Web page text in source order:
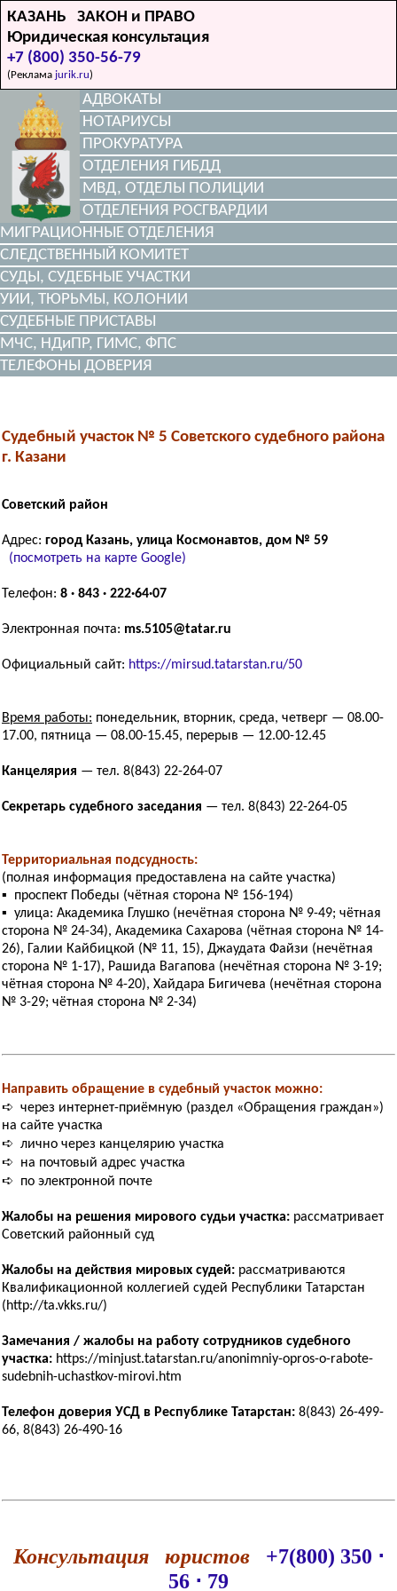
КАЗАНЬ ЗАКОН и ПРАВО
Юридическая консультация
+7 (800) 350-56-79
(Реклама jurik.ru)
АДВОКАТЫ
НОТАРИУСЫ
ПРОКУРАТУРА
ОТДЕЛЕНИЯ ГИБДД
МВД, ОТДЕЛЫ ПОЛИЦИИ
ОТДЕЛЕНИЯ РОСГВАРДИИ
МИГРАЦИОННЫЕ ОТДЕЛЕНИЯ
СЛЕДСТВЕННЫЙ КОМИТЕТ
СУДЫ, СУДЕБНЫЕ УЧАСТКИ
УИИ, ТЮРЬМЫ, КОЛОНИИ
СУДЕБНЫЕ ПРИСТАВЫ
МЧС, НДиПР, ГИМС, ФПС
ТЕЛЕФОНЫ ДОВЕРИЯ
Судебный участок № 5 Советского судебного района
г. Казани
Советский район
Адрес: город Казань, улица Космонавтов, дом № 59
(посмотреть на карте Google)
Телефон: 8 · 843 · 222·64·07
Электронная почта: ms.5105@tatar.ru
Официальный сайт: https://mirsud.tatarstan.ru/50
Время работы: понедельник, вторник, среда, четверг — 08.00-
17.00, пятница — 08.00-15.45, перерыв — 12.00-12.45
Канцелярия — тел. 8(843) 22-264-07
Секретарь судебного заседания — тел. 8(843) 22-264-05
Территориальная подсудность:
(полная информация предоставлена на сайте участка)
▪ проспект Победы (чётная сторона № 156-194)
▪ улица: Академика Глушко (нечётная сторона № 9-49; чётная
сторона № 24-34), Академика Сахарова (чётная сторона № 14-
26), Галии Кайбицкой (№ 11, 15), Джаудата Файзи (нечётная
сторона № 1-17), Рашида Вагапова (нечётная сторона № 3-19;
чётная сторона № 4-20), Хайдара Бигичева (нечётная сторона
№ 3-29; чётная сторона № 2-34)
Направить обращение в судебный участок можно:
➪ через интернет-приёмную (раздел «Обращения граждан»)
на сайте участка
➪ лично через канцелярию участка
➪ на почтовый адрес участка
➪ по электронной почте
Жалобы на решения мирового судьи участка: рассматривает
Советский районный суд
Жалобы на действия мировых судей: рассматриваются
Квалификационной коллегией судей Республики Татарстан
(http://ta.vkks.ru/)
Замечания / жалобы на работу сотрудников судебного
участка: https://minjust.tatarstan.ru/anonimniy-opros-o-rabote-
sudebnih-uchastkov-mirovi.htm
Телефон доверия УСД в Республике Татарстан: 8(843) 26-499-
66, 8(843) 26-490-16
Консультация юристов
+7(800) 350 ⋅
56 ⋅ 79